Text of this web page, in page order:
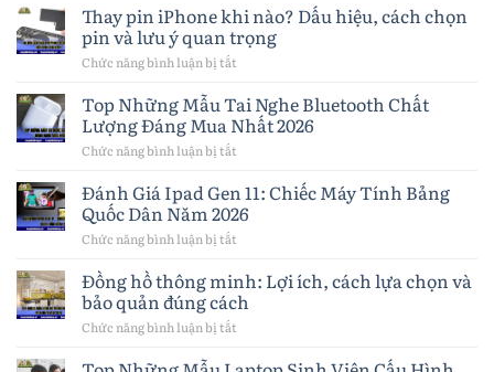
Thay pin iPhone khi nào? Dấu hiệu, cách chọn
pin và lưu ý quan trọng
Chức năng bình luận bị tắt
pin
iPhone
khi
cách
chọn
pin
ý
quan
trọng
Top Những Mẫu Tai Nghe Bluetooth Chất
Lượng Đáng Mua Nhất 2026
Chức năng bình luận bị tắt
Những
Mẫu
Tai
Lượng
Đáng
Đánh Giá Ipad Gen 11: Chiếc Máy Tính Bảng
Quốc Dân Năm 2026
Chức năng bình luận bị tắt
Giá
Ipad
Gen
Đồng hồ thông minh: Lợi ích, cách lựa chọn và
bảo quản đúng cách
Chức năng bình luận bị tắt